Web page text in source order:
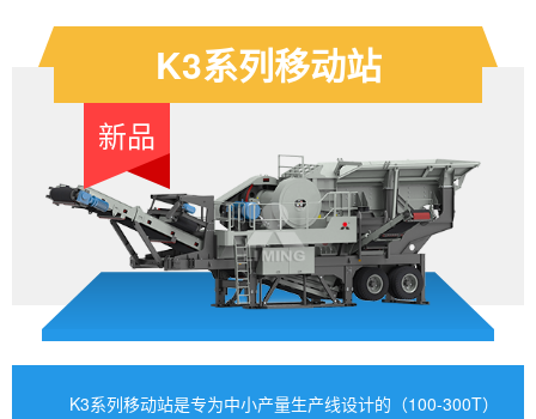
K3系列移动站
新品
K3系列移动站是专为中小产量生产线设计的（100-300T）